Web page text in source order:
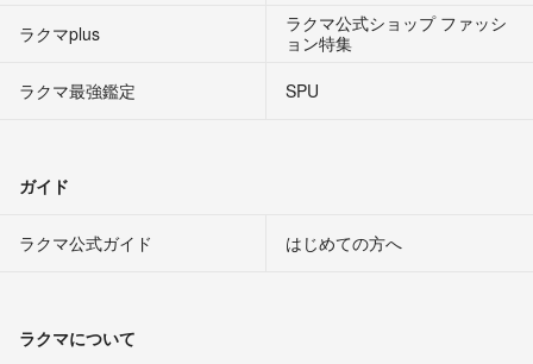
ラクマplus
ラクマ公式ショップ ファッシ
ョン特集
ラクマ最強鑑定
SPU
ガイド
ラクマ公式ガイド はじめての方へ
ラクマについて